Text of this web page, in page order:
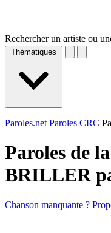
Rechercher un artiste ou
Thématiques
Paroles.net Paroles CRC
Paroles de
BRILLER
Chanson manquante ?